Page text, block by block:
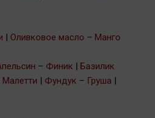
| Оливковое масло – Манго
– Финик | Базилик
Малетти | Фундук – Груша |